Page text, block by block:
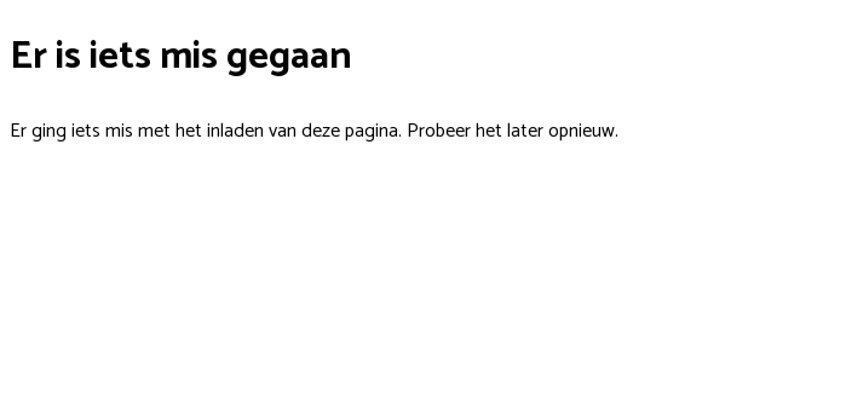
Er is iets mis gegaan
Er ging iets mis met het inladen van deze pagina. Probeer het later opnieuw.